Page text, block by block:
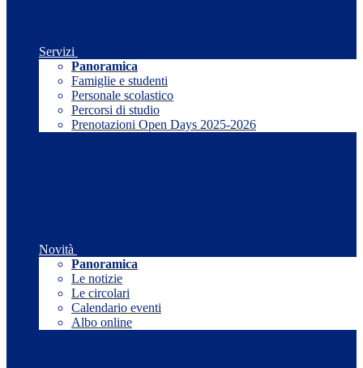
Servizi
Panoramica
Famiglie e studenti
Personale scolastico
Percorsi di studio
Prenotazioni Open Days 2025-2026
Novità
Panoramica
Le notizie
Le circolari
Calendario eventi
Albo online